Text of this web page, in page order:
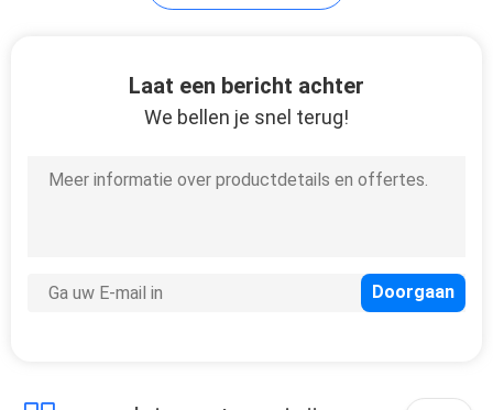
garderobekast
Laat een bericht achter
We bellen je snel terug!